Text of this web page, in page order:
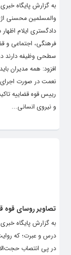
به گزارش پایگاه
والمسلمین محسنی
دادگستری ایلام
فرهنگی، اجتماعی و
سطحی وظیفه دارند
افزود: همه مدیران
نعمت در صورت اجرای
رییس قوه قضاییه
و نیروی انسانی...
تصاویر روسای قوه
به گزارش پایگاه
درس و عبرت؛ که
در پی انتصاب